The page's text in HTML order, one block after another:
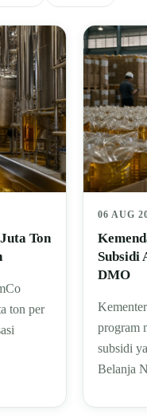
Ton
ton per
06 AUG
Subsidi
DMO
program
subsidi
Belanja